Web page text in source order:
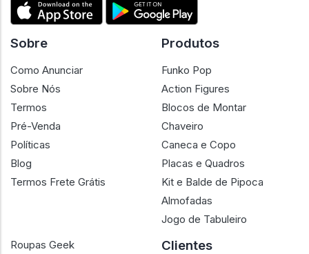
Sobre
Como Anunciar
Sobre Nós
Termos
Pré-Venda
Políticas
Blog
Termos Frete Grátis
Produtos
Funko Pop
Action Figures
Blocos de Montar
Chaveiro
Caneca e Copo
Placas e Quadros
Kit e Balde de Pipoca
Almofadas
Jogo de Tabuleiro
Roupas Geek
Clientes